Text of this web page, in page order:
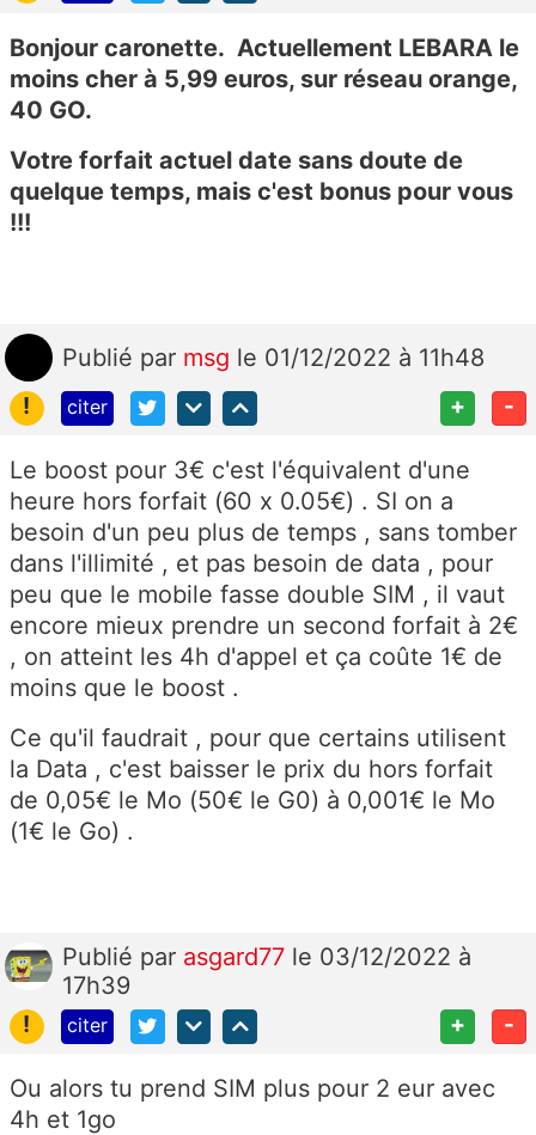
Bonjour caronette. Actuellement LEBARA le
moins cher à 5,99 euros, sur réseau orange,
40 GO.
Votre forfait actuel date sans doute de
quelque temps, mais c'est bonus pour vous
!!!
Publié par msg le 01/12/2022 à 11h48
!
citer + -
Le boost pour 3€ c'est l'équivalent d'une
heure hors forfait (60 x 0.05€) . SI on a
besoin d'un peu plus de temps , sans tomber
dans l'illimité , et pas besoin de data , pour
peu que le mobile fasse double SIM , il vaut
encore mieux prendre un second forfait à 2€
, on atteint les 4h d'appel et ça coûte 1€ de
moins que le boost .
Ce qu'il faudrait , pour que certains utilisent
la Data , c'est baisser le prix du hors forfait
de 0,05€ le Mo (50€ le G0) à 0,001€ le Mo
(1€ le Go) .
Publié par asgard77 le 03/12/2022 à
17h39
!
citer + -
Ou alors tu prend SIM plus pour 2 eur avec
4h et 1go